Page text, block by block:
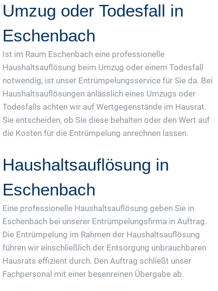
Umzug oder Todesfall in
Eschenbach
Ist im Raum Eschenbach eine professionelle
Haushaltsauflösung beim Umzug oder einem Todesfall
notwendig, ist unser Entrümpelungsservice für Sie da. Bei
Haushaltsauflösungen anlässlich eines Umzugs oder
Todesfalls achten wir auf Wertgegenstände im Hausrat.
Sie entscheiden, ob Sie diese behalten oder den Wert auf
die Kosten für die Entrümpelung anrechnen lassen.
Haushaltsauflösung in
Eschenbach
Eine professionelle Haushaltsauflösung geben Sie in
Eschenbach bei unserer Entrümpelungsfirma in Auftrag.
Die Entrümpelung im Rahmen der Haushaltsauflösung
führen wir einschließlich der Entsorgung unbrauchbaren
Hausrats effizient durch. Den Auftrag schließt unser
Fachpersonal mit einer besenreinen Übergabe ab.